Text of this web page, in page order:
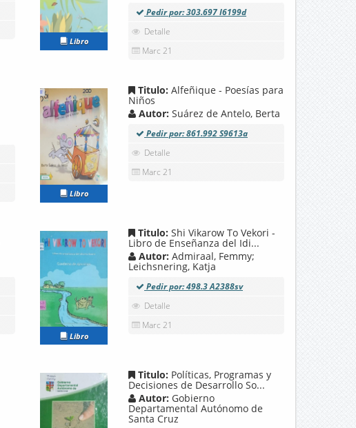
Libro
Pedir por: 303.697 I6199d
Detalle
Marc 21
Libro
Titulo: Alfeñique - Poesías para
Niños
Autor: Suárez de Antelo, Berta
Pedir por: 861.992 S9613a
Detalle
Marc 21
Libro
Titulo: Shi Vikarow To Vekori -
Libro de Enseñanza del Idi...
Autor: Admiraal, Femmy;
Leichsnering, Katja
Pedir por: 498.3 A2388sv
Detalle
Marc 21
Titulo: Políticas, Programas y
Decisiones de Desarrollo So...
Autor: Gobierno
Departamental Autónomo de
Santa Cruz